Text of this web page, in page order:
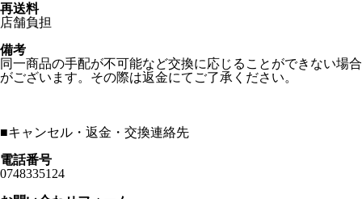
再送料
店舗負担
備考
同一商品の手配が不可能など交換に応じることができない場合
がございます。その際は返金にてご了承ください。
■キャンセル・返金・交換連絡先
電話番号
0748335124